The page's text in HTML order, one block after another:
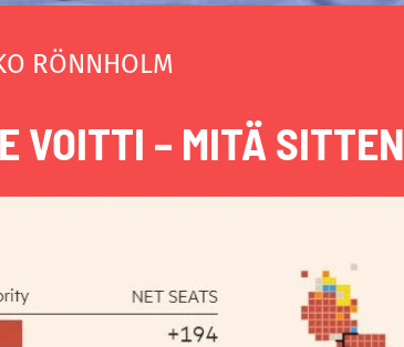
RÖNNHOLM
VOITTI – MITÄ SITTEN